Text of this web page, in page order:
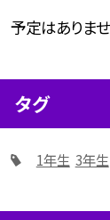
予定はありま
タグ
1年生 3年生